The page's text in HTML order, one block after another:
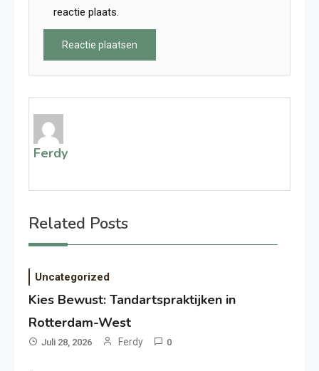
reactie plaats.
Ferdy
Related Posts
Uncategorized
Kies Bewust: Tandartspraktijken in
Rotterdam-West
Juli 28, 2026 Ferdy 0